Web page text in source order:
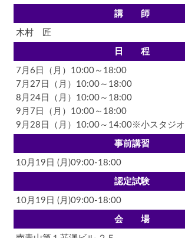
講 師
木村 匠
日 程
7月6日（月）10:00～18:00
7月27日（月）10:00～18:00
8月24日（月）10:00～18:00
9月7日（月）10:00～18:00
9月28日（月）10:00～14:00※小スタジオ
事前講習
10月19日 (月)09:00-18:00
認定試験
10月19日 (月)09:00-18:00
会 場